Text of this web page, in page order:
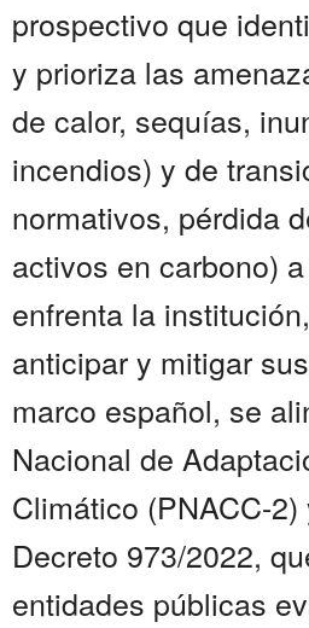
prospectivo que
y prioriza las
de calor, sequías,
incendios) y de
normativos, pérdida
activos en carbono)
enfrenta la
anticipar y mitigar
marco español, se
Nacional de
Climático (PNACC-2)
Decreto 973/2022,
entidades públicas